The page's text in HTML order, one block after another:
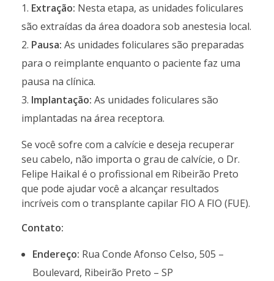
Extração: Nesta etapa, as unidades foliculares
são extraídas da área doadora sob anestesia local.
Pausa: As unidades foliculares são preparadas
para o reimplante enquanto o paciente faz uma
pausa na clínica.
Implantação: As unidades foliculares são
implantadas na área receptora.
Se você sofre com a calvície e deseja recuperar
seu cabelo, não importa o grau de calvície, o Dr.
Felipe Haikal é o profissional em Ribeirão Preto
que pode ajudar você a alcançar resultados
incríveis com o transplante capilar FIO A FIO (FUE).
Contato:
Endereço: Rua Conde Afonso Celso, 505 –
Boulevard, Ribeirão Preto – SP